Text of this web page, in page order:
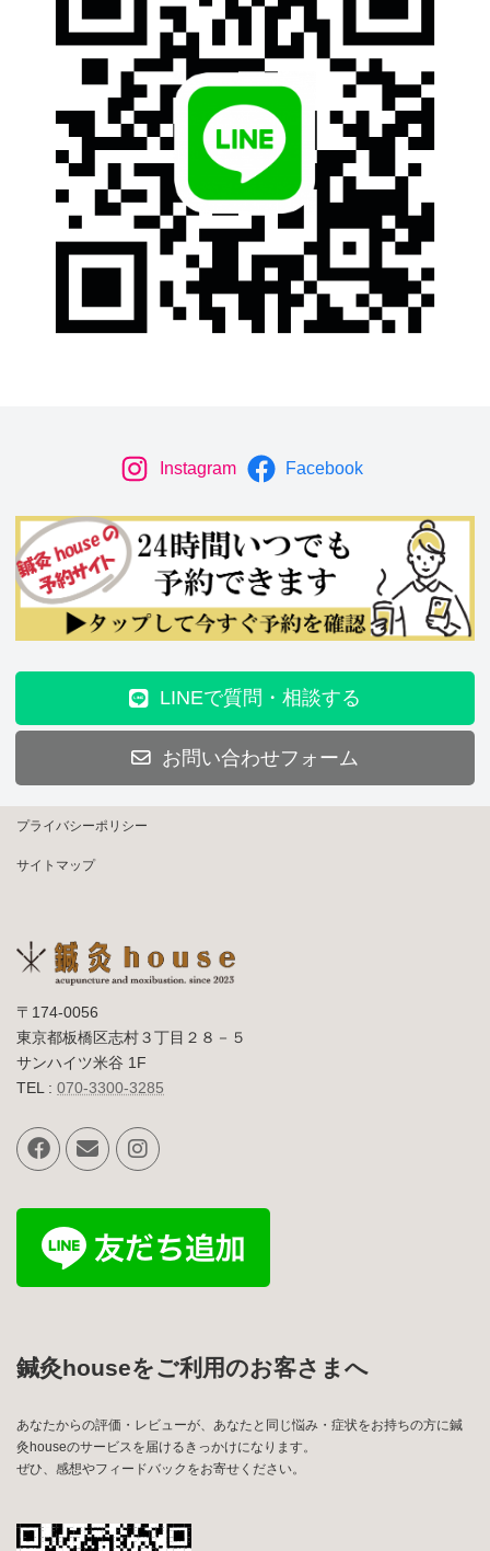
Instagram Facebook
LINEで質問・相談する
お問い合わせフォーム
プライバシーポリシー
サイトマップ
〒174-0056
東京都板橋区志村３丁目２８－５
サンハイツ米谷 1F
TEL : 070-3300-3285
鍼灸houseをご利用のお客さまへ
あなたからの評価・レビューが、あなたと同じ悩み・症状をお持ちの方に鍼
灸houseのサービスを届けるきっかけになります。
ぜひ、感想やフィードバックをお寄せください。